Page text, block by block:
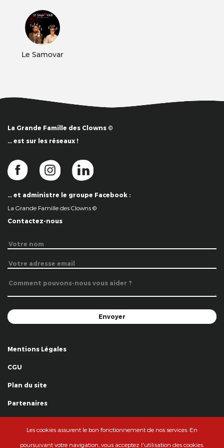
Le Samovar
La Grande Famille des Clowns ©
… est sur les réseaux !
… et administre le groupe Facebook :
La Grande Famille des Clowns ©
Contactez-nous
Mentions Légales
CGU
Plan du site
Partenaires
© La Grande Famille des Clowns - 2018
Les cookies assurent le bon fonctionnement de nos services. En
poursuivant votre navigation, vous acceptez l'utilisation des cookies.